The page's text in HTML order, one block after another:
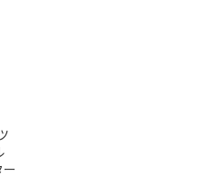
ー